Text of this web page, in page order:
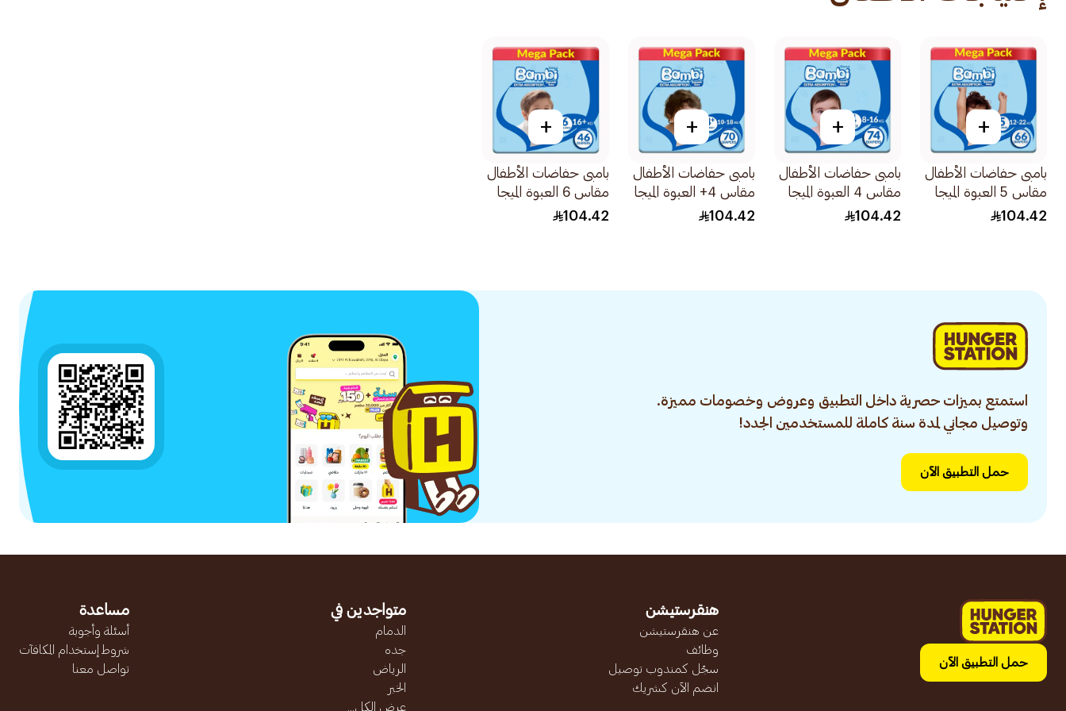
+
بامبى حفاضات الأطفال
مقاس 5 العبوة الميجا
66قطعة
104.42
+
بامبى حفاضات الأطفال
مقاس 4 العبوة الميجا
74قطعة
104.42
+
بامبى حفاضات الأطفال
مقاس 4+ العبوة الميجا
70قطعة
104.42
+
بامبى حفاضات الأطفال
مقاس 6 العبوة الميجا
46قطعة
104.42
استمتع بميزات حصرية داخل التطبيق وعروض وخصومات مميزة.
وتوصيل مجاني لمدة سنة كاملة للمستخدمين الجدد!
حمل التطبيق الآن
حمل التطبيق الآن
هنقرستيشن
عن هنقرستيشن
وظائف
سجّل كمندوب توصيل
انضم الآن كشريك
متواجدين في
الدمام
جده
الرياض
الخبر
عرض الكل...
مساعدة
أسئلة وأجوبة
شروط إستخدام المكافآت
تواصل معنا